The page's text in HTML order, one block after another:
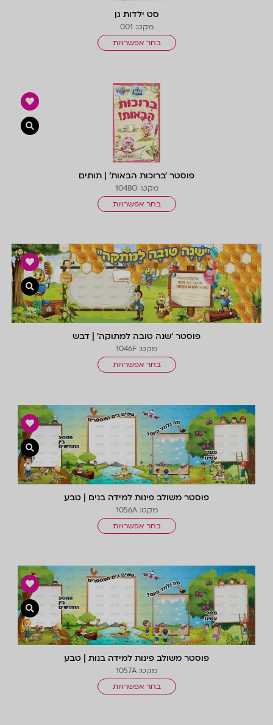
סט ילדות גן
מקט: 001
בחר אפשרויות
פוסטר ‘ברוכות הבאות’ | תותים
מקט: 1048O
בחר אפשרויות
פוסטר ‘שנה טובה למתוקה’ | דבש
מקט: 1046F
בחר אפשרויות
פוסטר משולב פינות למידה בנים | טבע
מקט: 1056A
בחר אפשרויות
פוסטר משולב פינות למידה בנות | טבע
מקט: 1057A
בחר אפשרויות